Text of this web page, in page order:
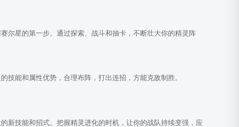
尔星的第一步。通过探索、战斗和抽卡，不断壮大你的精灵阵
技能和属性优势，合理布阵，打出连招，方能克敌制胜。
新技能和招式。把握精灵进化的时机，让你的战队持续变强，应